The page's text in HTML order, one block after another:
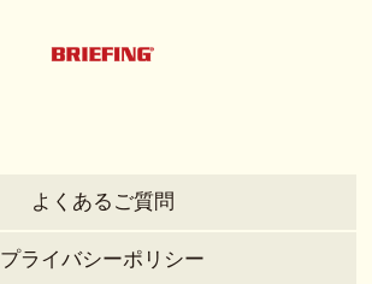
よくあるご質問
プライバシーポリシー